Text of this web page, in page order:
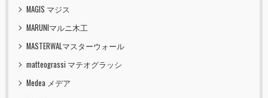
MAGIS マジス
MARUNIマルニ木工
MASTERWALマスターウォール
matteograssi マテオグラッシ
Medea メデア